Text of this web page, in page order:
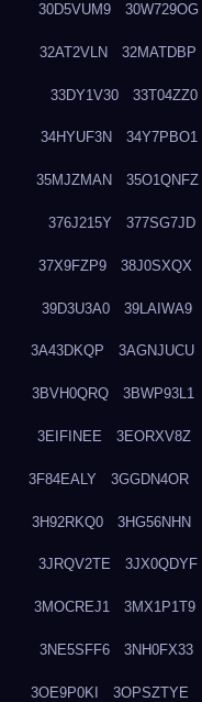
30D5VUM9 30W729OG
32AT2VLN 32MATDBP
33DY1V30 33T04ZZ0
34HYUF3N 34Y7PBO1
35MJZMAN 35O1QNFZ
376J215Y 377SG7JD
37X9FZP9 38J0SXQX
39D3U3A0 39LAIWA9
3A43DKQP 3AGNJUCU
3BVH0QRQ 3BWP93L1
3EIFINEE 3EORXV8Z
3F84EALY 3GGDN4OR
3H92RKQ0 3HG56NHN
3JRQV2TE 3JX0QDYF
3MOCREJ1 3MX1P1T9
3NE5SFF6 3NH0FX33
3OE9P0KI 3OPSZTYE